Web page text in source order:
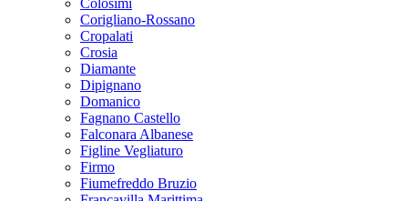
Colosimi
Corigliano-Rossano
Cropalati
Crosia
Diamante
Dipignano
Domanico
Fagnano Castello
Falconara Albanese
Figline Vegliaturo
Firmo
Fiumefreddo Bruzio